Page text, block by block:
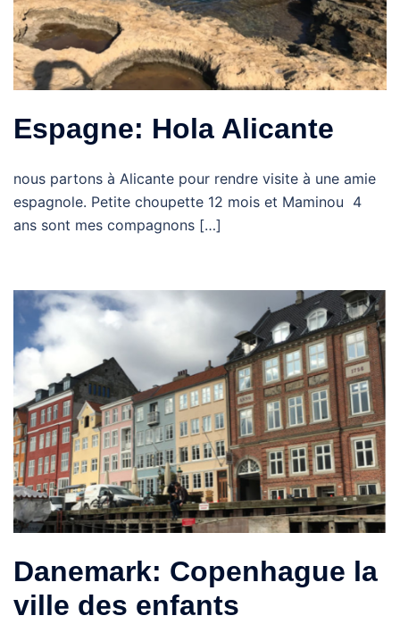
Espagne: Hola Alicante
nous partons à Alicante pour rendre visite à une amie
espagnole. Petite choupette 12 mois et Maminou 4
ans sont mes compagnons […]
Danemark: Copenhague la
ville des enfants